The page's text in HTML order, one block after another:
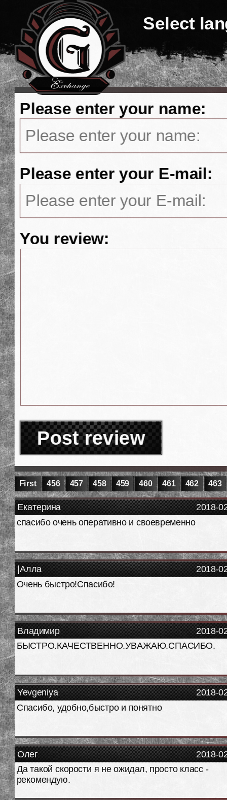
Select
Please enter your name:
Please enter your E-mail:
You review:
Post review
First 456 457 458 459 460 461 462 463
2018-
Екатерина
спасибо очень оперативно и своевременно
2018-
|Алла
Очень быстро!Спасибо!
2018-
Владимир
БЫСТРО.КАЧЕСТВЕННО.УВАЖАЮ.СПАСИБО.
2018-
Yevgeniya
Спасибо, удобно,быстро и понятно
2018-
Олег
Да такой скорости я не ожидал, просто класс -
рекомендую.